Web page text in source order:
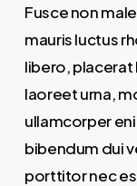
Fusce non
mauris luctus
libero, placerat
laoreet urna,
ullamcorper
bibendum dui
porttitor nec